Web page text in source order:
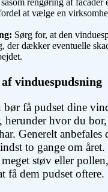
at vælge en
Sørg for, at den
der dækker eventuelle
vinduespudsning
få pudset dine
herunder hvor du
Generelt anbefales
to gange om
støv eller
få dem pudset oftere.